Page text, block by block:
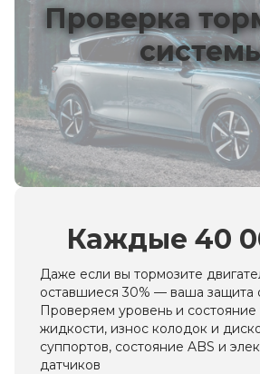
Проверка
Каждые 40
Даже если вы тормозите
оставшиеся 30% — ваша защита
Проверяем уровень и состояние
жидкости, износ колодок и
суппортов, состояние ABS и
датчиков